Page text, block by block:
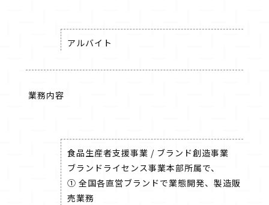
アルバイト
業務内容
食品生産者支援事業 / ブランド創造事業
ブランドライセンス事業本部所属で、
① 全国各直営ブランドで業態開発、製造販
売業務